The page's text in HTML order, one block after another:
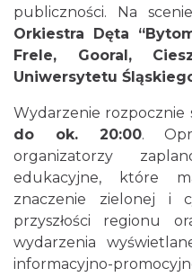
publiczności. Na
Orkiestra Dęta
Frele, Gooral,
Uniwersytetu
Wydarzenie rozpocznie
do ok. 20:00.
organizatorzy
edukacyjne, które
znaczenie zielonej i
przyszłości regionu
wydarzenia
informacyjno-